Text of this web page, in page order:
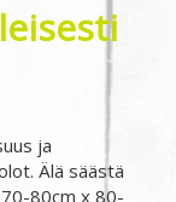
ja
Älä säästä
80cm x 80-